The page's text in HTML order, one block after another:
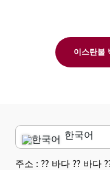
이스탄불
한국어
English
주소 : ⁇ 바다 ⁇ 바다